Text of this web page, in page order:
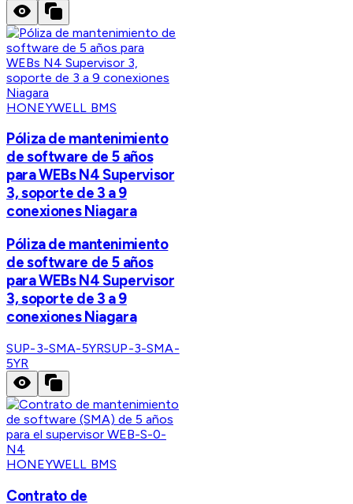
HONEYWELL BMS
Póliza de mantenimiento
de software de 5 años
para WEBs N4 Supervisor
3, soporte de 3 a 9
conexiones Niagara
Póliza de mantenimiento
de software de 5 años
para WEBs N4 Supervisor
3, soporte de 3 a 9
conexiones Niagara
SUP-3-SMA-5YRSUP-3-SMA-
5YR
HONEYWELL BMS
Contrato de